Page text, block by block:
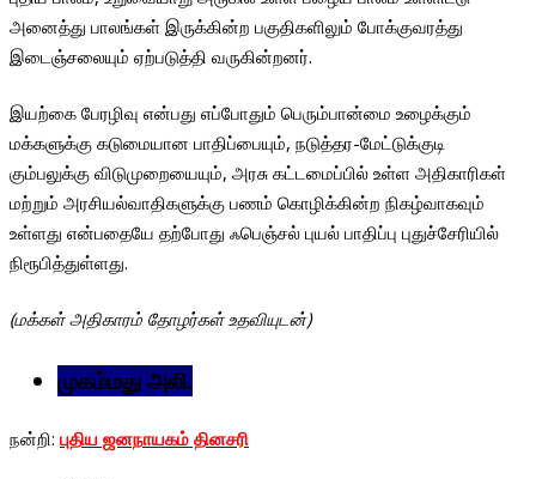
அனைத்து பாலங்கள் இருக்கின்ற பகுதிகளிலும் போக்குவரத்து
இடைஞ்சலையும் ஏற்படுத்தி வருகின்றனர்.
இயற்கை பேரழிவு என்பது எப்போதும் பெரும்பான்மை உழைக்கும்
மக்களுக்கு கடுமையான பாதிப்பையும், நடுத்தர-மேட்டுக்குடி
கும்பலுக்கு விடுமுறையையும், அரசு கட்டமைப்பில் உள்ள அதிகாரிகள்
மற்றும் அரசியல்வாதிகளுக்கு பணம் கொழிக்கின்ற நிகழ்வாகவும்
உள்ளது என்பதையே தற்போது ஃபெஞ்சல் புயல் பாதிப்பு புதுச்சேரியில்
நிரூபித்துள்ளது.
(மக்கள் அதிகாரம் தோழர்கள் உதவியுடன்)
முகம்மது அலி.
நன்றி: புதிய ஜனநாயகம் தினசரி